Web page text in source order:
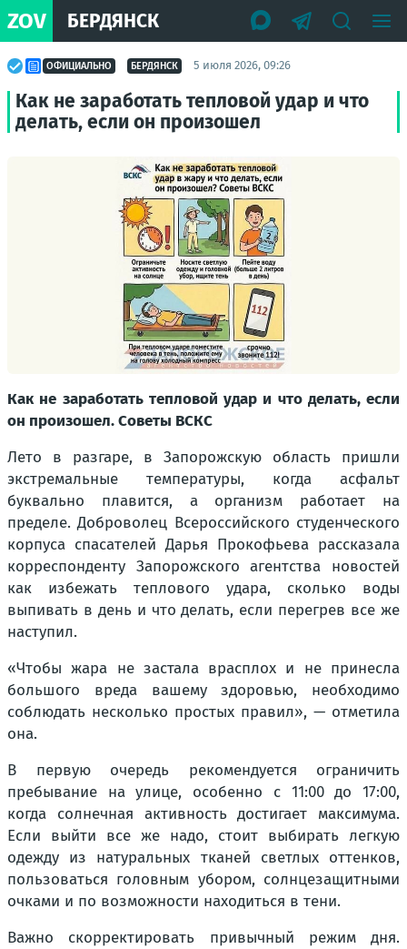
ZOV БЕРДЯНСК
ОФИЦИАЛЬНО БЕРДЯНСК 5 июля 2026, 09:26
Как не заработать тепловой удар и что
делать, если он произошел
Как не заработать тепловой удар и что делать, если
он произошел. Советы ВСКС
Лето в разгаре, в Запорожскую область пришли
экстремальные температуры, когда асфальт
буквально плавится, а организм работает на
пределе. Доброволец Всероссийского студенческого
корпуса спасателей Дарья Прокофьева рассказала
корреспонденту Запорожского агентства новостей
как избежать теплового удара, сколько воды
выпивать в день и что делать, если перегрев все же
наступил.
«Чтобы жара не застала врасплох и не принесла
большого вреда вашему здоровью, необходимо
соблюдать несколько простых правил», — отметила
она.
В первую очередь рекомендуется ограничить
пребывание на улице, особенно с 11:00 до 17:00,
когда солнечная активность достигает максимума.
Если выйти все же надо, стоит выбирать легкую
одежду из натуральных тканей светлых оттенков,
пользоваться головным убором, солнцезащитными
очками и по возможности находиться в тени.
Важно скорректировать привычный режим дня.